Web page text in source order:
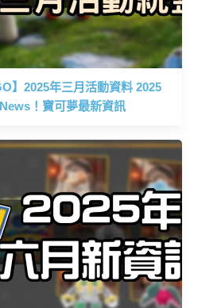
】2025年三月活動資料 2025
！寶可夢最新資訊